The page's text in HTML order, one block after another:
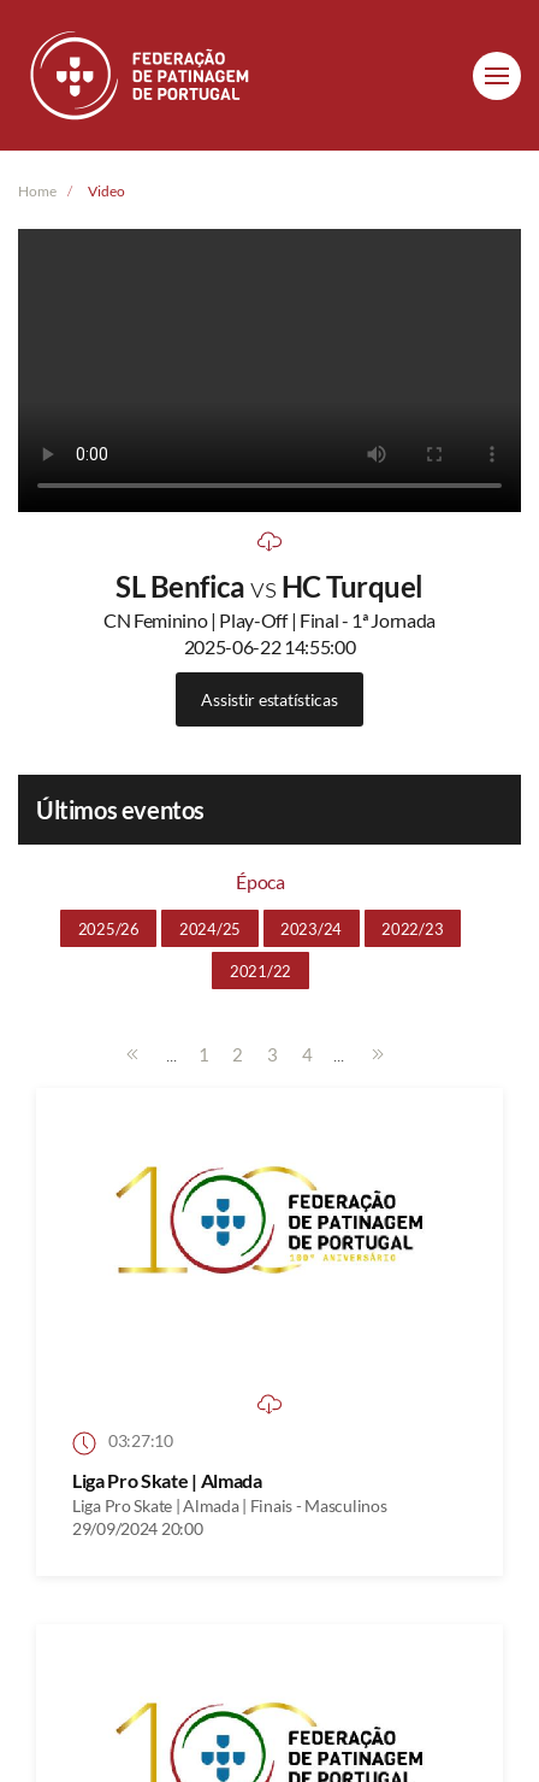
Skip to main content
Home Video
SL Benficavs HC Turquel
CN Feminino | Play-Off | Final - 1ª Jornada
2025-06-22 14:55:00
Assistir estatísticas
Últimos eventos
Época
2025/26 2024/25 2023/24 2022/23
2021/22
... 1 2 3 4 ...
03:27:10
Liga Pro Skate | Almada
Liga Pro Skate | Almada | Finais - Masculinos
29/09/2024 20:00